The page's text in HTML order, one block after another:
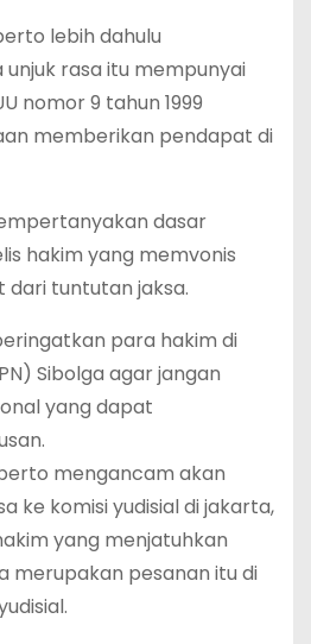
lebih dahulu
rasa itu mempunyai
nomor 9 tahun 1999
memberikan pendapat di
dasar
hakim yang memvonis
dari tuntutan jaksa.
para hakim di
Sibolga agar jangan
yang dapat
mengancam akan
ke komisi yudisial di jakarta,
yang menjatuhkan
merupakan pesanan itu di